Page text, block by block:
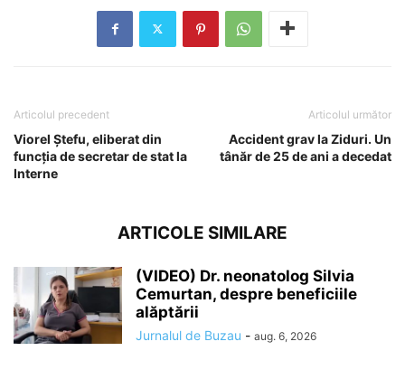
Articolul precedent
Viorel Ștefu, eliberat din
funcția de secretar de stat la
Interne
Articolul următor
Accident grav la Ziduri. Un
tânăr de 25 de ani a decedat
ARTICOLE SIMILARE
(VIDEO) Dr. neonatolog Silvia
Cemurtan, despre beneficiile
alăptării
Jurnalul de Buzau - aug. 6, 2026